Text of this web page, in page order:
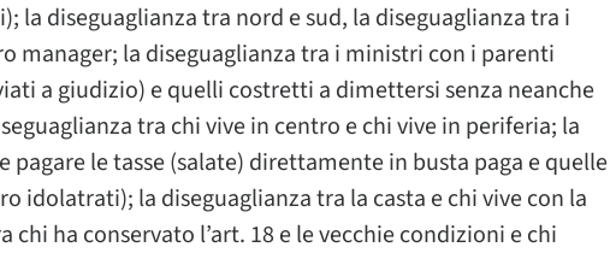
la diseguaglianza tra nord e sud, la diseguaglianza tra i
manager; la diseguaglianza tra i ministri con i parenti
a giudizio) e quelli costretti a dimettersi senza neanche
tra chi vive in centro e chi vive in periferia; la
pagare le tasse (salate) direttamente in busta paga e quelle
idolatrati); la diseguaglianza tra la casta e chi vive con la
chi ha conservato l’art. 18 e le vecchie condizioni e chi